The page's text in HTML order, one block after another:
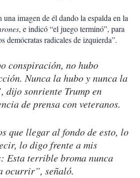
imagen de él dando la espalda en la
, e indicó “el juego terminó”, para
demócratas radicales de izquierda”.
conspiración, no hubo
Nunca la hubo y nunca la
dijo sonriente Trump en
de prensa con veteranos.
que llegar al fondo de esto, lo
lo digo frente a mis
Esta terrible broma nunca
ocurrir”, señaló.